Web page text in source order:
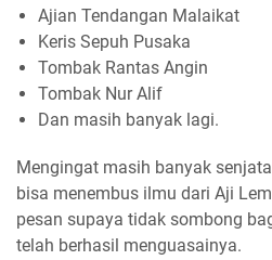
Ajian Tendangan Malaikat
Keris Sepuh Pusaka
Tombak Rantas Angin
Tombak Nur Alif
Dan masih banyak lagi.
Mengingat masih banyak
bisa menembus ilmu dari Aji
pesan supaya tidak sombong
telah berhasil menguasainya.